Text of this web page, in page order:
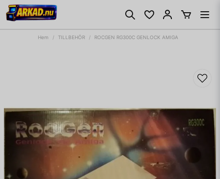
Hem TILLBEHÖR ROCGEN RG300C GENLOCK AMIGA